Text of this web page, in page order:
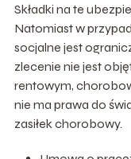
Składki na te
Natomiast w
socjalne jest
zlecenie nie jest
rentowym,
nie ma prawa do
zasiłek chorobowy.